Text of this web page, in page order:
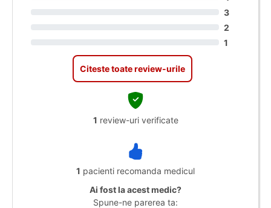
3
2
1
Citeste toate review-urile
1 review-uri verificate
1 pacienti recomanda medicul
Ai fost la acest medic?
Spune-ne parerea ta: